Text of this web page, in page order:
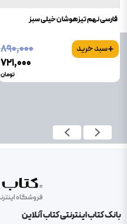
فارسی نهم تیزهوشان خیلی سبز
+سبد خرید
۸۹۰٬۰۰۰
۷۲۱٬۰۰۰
تومان
بانک کتاب اینترنتی کتاب آنلاین